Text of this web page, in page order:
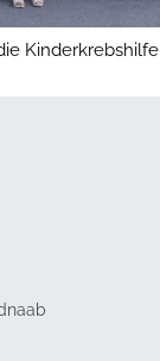
Kinderkrebshilfe